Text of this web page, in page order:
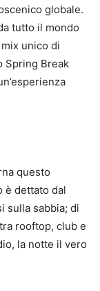
globale.
tutto il mondo
unico di
Spring Break
questo
è dettato dal
sulla sabbia; di
rooftop, club e
la notte il vero